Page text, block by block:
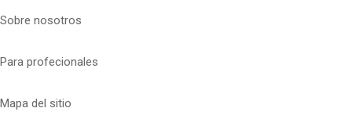
Sobre nosotros
Para profecionales
Mapa del sitio